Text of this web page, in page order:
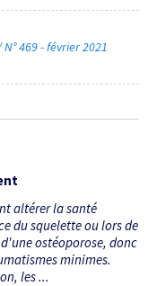
469 - février 2021
altérer la santé
du squelette ou lors de
ostéoporose, donc
minimes.
les ...